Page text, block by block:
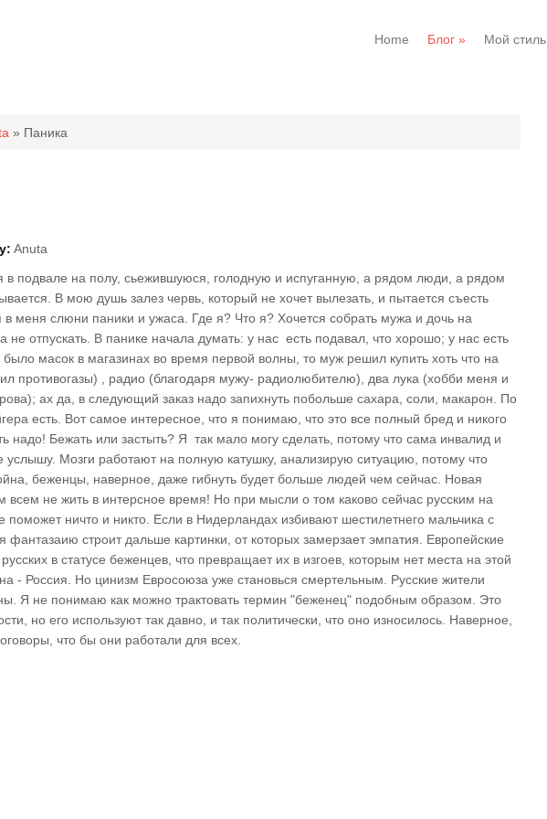
Home Блог » Мой стиль
» Паника
Anuta
в подвале на полу, сьежившуюся, голодную и испуганную, а рядом люди, а рядом
В мою душь залез червь, который не хочет вылезать, и пытается съесть
в меня слюни паники и ужаса. Где я? Что я? Хочется собрать мужа и дочь на
не отпускать. В панике начала думать: у нас есть подавал, что хорошо; у нас есть
было масок в магазинах во время первой волны, то муж решил купить хоть что на
противогазы) , радио (благодаря мужу- радиолюбителю), два лука (хобби меня и
ах да, в следующий заказ надо запихнуть побольше сахара, соли, макарон. По
есть. Вот самое интересное, что я понимаю, что это все полный бред и никого
надо! Бежать или застыть? Я так мало могу сделать, потому что сама инвалид и
Мозги работают на полную катушку, анализирую ситуацию, потому что
беженцы, наверное, даже гибнуть будет больше людей чем сейчас. Новая
всем не жить в интерсное время! Но при мысли о том каково сейчас русским на
ничто и никто. Если в Нидерландах избивают шестилетнего мальчика с
фантазаию строит дальше картинки, от которых замерзает эмпатия. Европейские
в статусе беженцев, что превращает их в изгоев, которым нет места на этой
- Россия. Но цинизм Евросоюза уже становься смертельным. Русские жители
Я не понимаю как можно трактовать термин "беженец" подобным образом. Это
но его используют так давно, и так политически, что оно износилось. Наверное,
что бы они работали для всех.